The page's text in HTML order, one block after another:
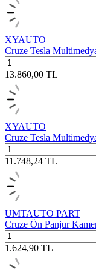
XYAUTO
Cruze Tesla
13.860,00 TL
XYAUTO
Cruze Tesla
11.748,24 TL
UMTAUTO PART
Cruze Ön Panjur
1.624,90 TL